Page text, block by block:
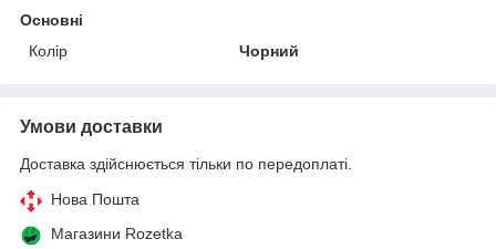
Основні
Колір
Чорний
Умови доставки
Доставка здійснюється тільки по передоплаті.
Нова Пошта
Магазини Rozetka